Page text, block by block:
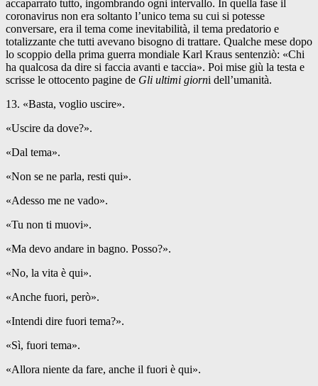
accaparrato tutto, ingombrando ogni intervallo. In quella fase il
coronavirus non era soltanto l’unico tema su cui si potesse
conversare, era il tema come inevitabilità, il tema predatorio e
totalizzante che tutti avevano bisogno di trattare. Qualche mese dopo
lo scoppio della prima guerra mondiale Karl Kraus sentenziò: «Chi
ha qualcosa da dire si faccia avanti e taccia». Poi mise giù la testa e
scrisse le ottocento pagine de Gli ultimi giorni dell’umanità.
13. «Basta, voglio uscire».
«Uscire da dove?».
«Dal tema».
«Non se ne parla, resti qui».
«Adesso me ne vado».
«Tu non ti muovi».
«Ma devo andare in bagno. Posso?».
«No, la vita è qui».
«Anche fuori, però».
«Intendi dire fuori tema?».
«Sì, fuori tema».
«Allora niente da fare, anche il fuori è qui».